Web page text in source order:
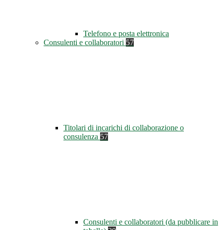
Telefono e posta elettronica
Consulenti e collaboratori 57
Titolari di incarichi di collaborazione o
consulenza 57
Consulenti e collaboratori (da pubblicare in